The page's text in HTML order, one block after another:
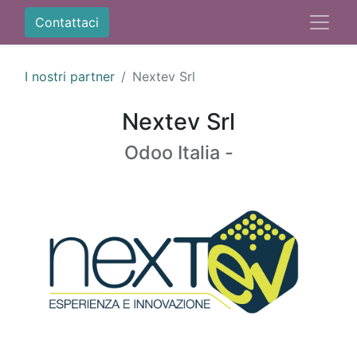
Contattaci
I nostri partner Nextev Srl
Nextev Srl
Odoo Italia -